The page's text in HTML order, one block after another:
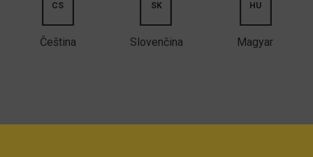
CS
Čeština
SK
Slovenčina
HU
Magyar